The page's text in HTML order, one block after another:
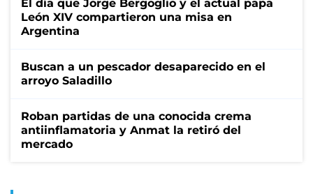
El día que Jorge Bergoglio y el actual papa
León XIV compartieron una misa en
Argentina
Buscan a un pescador desaparecido en el
arroyo Saladillo
Roban partidas de una conocida crema
antiinflamatoria y Anmat la retiró del
mercado